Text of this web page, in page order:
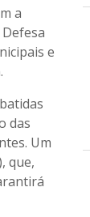
a
e
das
Um
que,